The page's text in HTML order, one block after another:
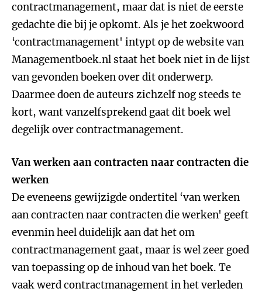
contractmanagement, maar dat is niet de eerste
gedachte die bij je opkomt. Als je het zoekwoord
‘contractmanagement' intypt op de website van
Managementboek.nl staat het boek niet in de lijst
van gevonden boeken over dit onderwerp.
Daarmee doen de auteurs zichzelf nog steeds te
kort, want vanzelfsprekend gaat dit boek wel
degelijk over contractmanagement.
Van werken aan contracten naar contracten die
werken
De eveneens gewijzigde ondertitel ‘van werken
aan contracten naar contracten die werken' geeft
evenmin heel duidelijk aan dat het om
contractmanagement gaat, maar is wel zeer goed
van toepassing op de inhoud van het boek. Te
vaak werd contractmanagement in het verleden